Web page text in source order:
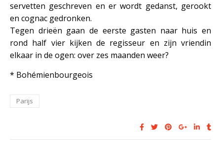
servetten geschreven en er wordt gedanst, gerookt
en cognac gedronken.
Tegen drieën gaan de eerste gasten naar huis en
rond half vier kijken de regisseur en zijn vriendin
elkaar in de ogen: over zes maanden weer?
* Bohémienbourgeois
Parijs